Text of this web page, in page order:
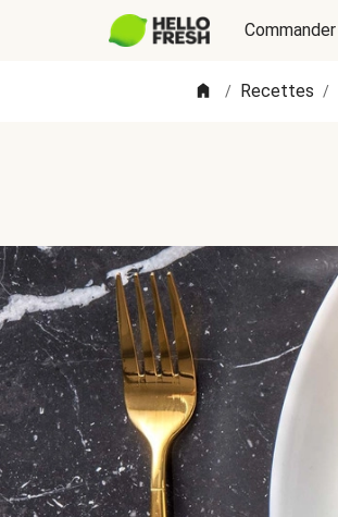
Commander
/ Recettes /